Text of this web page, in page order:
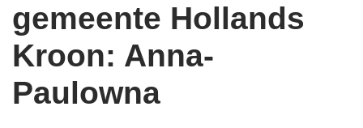
gemeente Hollands
Kroon: Anna-
Paulowna